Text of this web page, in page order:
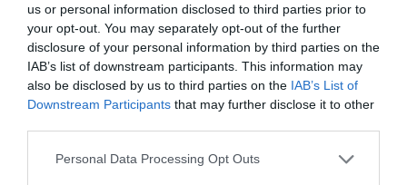
us or personal information disclosed to third parties prior to
your opt-out. You may separately opt-out of the further
disclosure of your personal information by third parties on the
IAB’s list of downstream participants. This information may
also be disclosed by us to third parties on the IAB’s List of
Downstream Participants that may further disclose it to other
Personal Data Processing Opt Outs
Varmrökt lax med sallad på avokado och kikärter
samt krutonger
grönsallad, kikärtor, rödlök och krutonger...